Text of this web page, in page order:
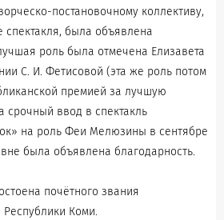
постановочному коллективу,
спектакля, была объявлена
роль была отмечена Елизавета
С. И. Фетисовой (эта же роль потом
премией за лучшую
срочный ввод в спектакль
на роль Феи Мелюзины в сентябре
была объявлена благодарность.
почётного звания
Республики Коми.